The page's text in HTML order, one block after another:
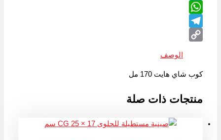
LinkedIn
WhatsApp
Telegram
الوصف
كوب شاي هايت 170 مل
منتجات ذات صلة